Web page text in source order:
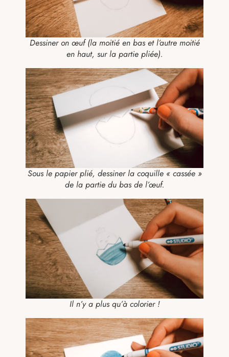
Dessiner on œuf (la moitié en bas et l’autre moitié
en haut, sur la partie pliée).
Sous le papier plié, dessiner la coquille « cassée »
de la partie du bas de l’œuf.
Il n’y a plus qu’à colorier !